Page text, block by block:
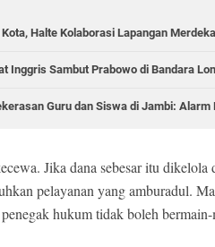
Halte Kolaborasi Lapangan
Inggris Sambut Prabowo di Bandara
Guru dan Siswa di Jambi: Alarm
Jika dana sebesar itu dikelola
pelayanan yang amburadul.
hukum tidak boleh